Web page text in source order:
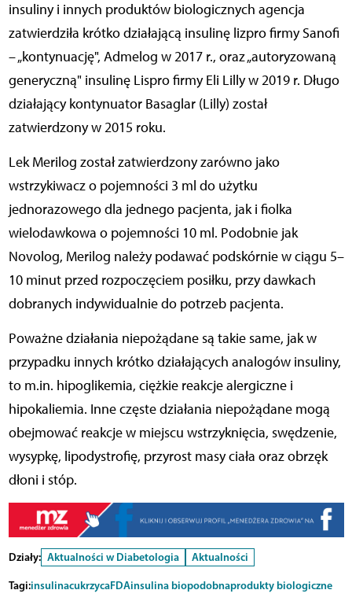
insuliny i innych produktów biologicznych agencja
zatwierdziła krótko działającą insulinę lizpro firmy Sanofi
– „kontynuację", Admelog w 2017 r., oraz „autoryzowaną
generyczną" insulinę Lispro firmy Eli Lilly w 2019 r. Długo
działający kontynuator Basaglar (Lilly) został
zatwierdzony w 2015 roku.
Lek Merilog został zatwierdzony zarówno jako
wstrzykiwacz o pojemności 3 ml do użytku
jednorazowego dla jednego pacjenta, jak i fiolka
wielodawkowa o pojemności 10 ml. Podobnie jak
Novolog, Merilog należy podawać podskórnie w ciągu 5–
10 minut przed rozpoczęciem posiłku, przy dawkach
dobranych indywidualnie do potrzeb pacjenta.
Poważne działania niepożądane są takie same, jak w
przypadku innych krótko działających analogów insuliny,
to m.in. hipoglikemia, ciężkie reakcje alergiczne i
hipokaliemia. Inne częste działania niepożądane mogą
obejmować reakcje w miejscu wstrzyknięcia, swędzenie,
wysypkę, lipodystrofię, przyrost masy ciała oraz obrzęk
dłoni i stóp.
Działy: Aktualności w Diabetologia
Aktualności
Tagi:insulinacukrzycaFDAinsulina biopodobnaprodukty biologiczne